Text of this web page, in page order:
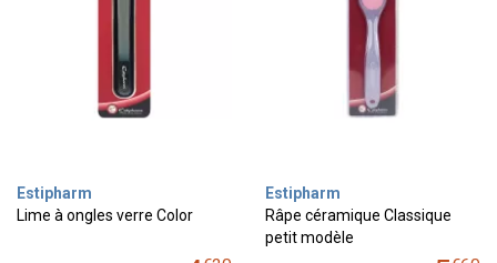
Estipharm
Lime à ongles verre Color
Estipharm
Râpe céramique Classique
petit modèle